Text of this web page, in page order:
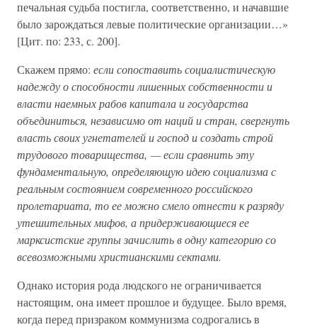
печальная судьба постигла, соответственно, и начавшие
было зарождаться левые политические организации…»
[Цит. по: 233, с. 200].
Скажем прямо: если сопоставить социалистическую
надежду о способности лишенных собственности и
власти наемных рабов капитала и государства
объединиться, независимо от наций и стран, свергнуть
власть своих угнетателей и господ и создать строй
трудового товарищества, — если сравнить эту
фундаментальную, определяющую идею социализма с
реальным состоянием современного российского
пролетариата, то ее можно смело отнести к разряду
утешительных мифов, а придерживающиеся ее
марксистские группы зачислить в одну категорию со
всевозможными христианскими сектами.
Однако история рода людского не ограничивается
настоящим, она имеет прошлое и будущее. Было время,
когда перед призраком коммунизма содрогались в